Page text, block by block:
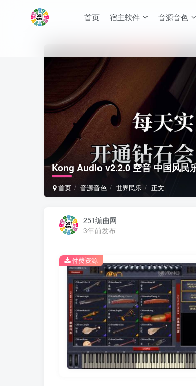
首页 宿主软件 音源音色
Kong Audio v2.2.0 空音 中国风民
首页 音源音色 世界民乐 正文
251编曲网
3年前发布
付费资源